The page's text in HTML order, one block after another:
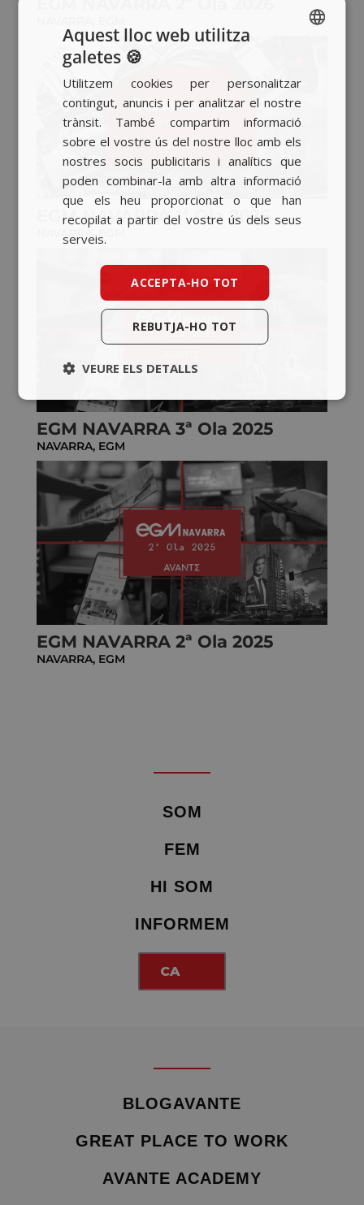
EGM NAVARRA 1ª Ola 2026
,
EGM NAVARRA 3ª Ola 2025
NAVARRA, EGM
EGM NAVARRA 2ª Ola 2025
NAVARRA, EGM
SOM
FEM
HI SOM
INFORMEM
CA
BLOGAVANTE
GREAT PLACE TO WORK
AVANTE ACADEMY
BASQUE
ENGLISH
Aquest lloc web utilitza
galetes 🍪
Utilitzem cookies per personalitzar
contingut, anuncis i per analitzar el nostre
trànsit. També compartim informació
sobre el vostre ús del nostre lloc amb els
nostres socis publicitaris i analítics que
poden combinar-la amb altra informació
que els heu proporcionat o que han
recopilat a partir del vostre ús dels seus
serveis.
ACCEPTA-HO TOT
REBUTJA-HO TOT
VEURE ELS DETALLS